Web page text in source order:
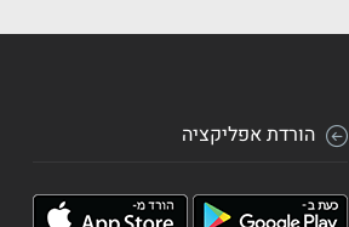
הורדת אפליקציה